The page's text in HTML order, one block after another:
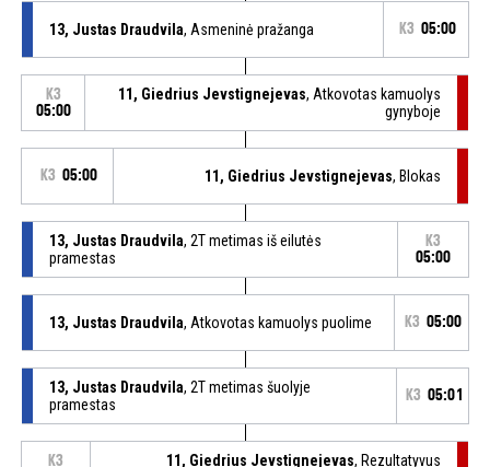
13, Justas Draudvila, Asmeninė pražanga K3 05:00
K3
05:00
11, Giedrius Jevstignejevas, Atkovotas kamuolys
gynyboje
K3 05:00 11, Giedrius Jevstignejevas, Blokas
13, Justas Draudvila, 2T metimas iš eilutės
pramestas
K3
05:00
13, Justas Draudvila, Atkovotas kamuolys puolime K3 05:00
13, Justas Draudvila, 2T metimas šuolyje
pramestas
K3 05:01
K3
11, Giedrius Jevstignejevas, Rezultatyvus